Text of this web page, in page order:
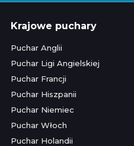
Krajowe puchary
Puchar Anglii
Puchar Ligi Angielskiej
Puchar Francji
Puchar Hiszpanii
Puchar Niemiec
Puchar Włoch
Puchar Holandii